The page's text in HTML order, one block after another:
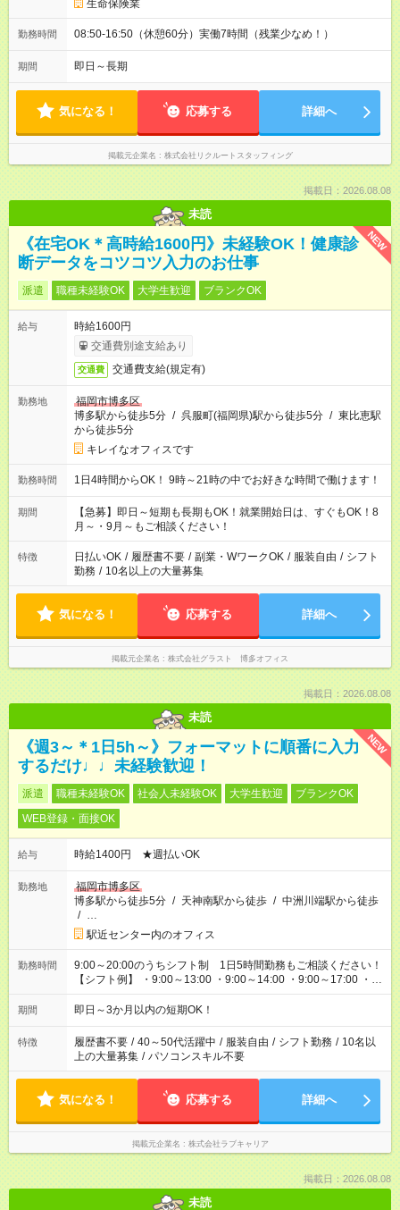
生命保険業
勤務時間 08:50-16:50（休憩60分）実働7時間（残業少なめ！）
期間 即日～長期
気になる！ 応募する 詳細へ
掲載元企業名 株式会社リクルートスタッフィング
掲載日：2026.08.08
未読
NEW
《在宅OK＊高時給1600円》未経験OK！健康診
断データをコツコツ入力のお仕事
派遣 職種未経験OK 大学生歓迎 ブランクOK
給与
時給1600円
交通費別途支給あり
交通費 交通費支給(規定有)
勤務地
福岡市博多区
博多駅から徒歩5分 / 呉服町(福岡県)駅から徒歩5分 / 東比恵駅
から徒歩5分
キレイなオフィスです
勤務時間 1日4時間からOK！ 9時～21時の中でお好きな時間で働けます！
期間
【急募】即日～短期も長期もOK！就業開始日は、すぐもOK！8
月～・9月～もご相談ください！
特徴 日払いOK / 履歴書不要 / 副業・WワークOK / 服装自由 / シフト
勤務 / 10名以上の大量募集
気になる！ 応募する 詳細へ
掲載元企業名 株式会社グラスト 博多オフィス
掲載日：2026.08.08
未読
NEW
《週3～＊1日5h～》フォーマットに順番に入力
するだけ♩♩未経験歓迎！
派遣 職種未経験OK 社会人未経験OK 大学生歓迎
ブランクOK
WEB登録・面接OK
給与 時給1400円 ★週払いOK
勤務地
福岡市博多区
博多駅から徒歩5分 / 天神南駅から徒歩 / 中洲川端駅から徒歩
/ …
駅近センター内のオフィス
勤務時間
9:00～20:00のうちシフト制 1日5時間勤務もご相談ください！
【シフト例】 ・9:00～13:00 ・9:00～14:00 ・9:00～17:00 ・
9:00～18:00 ・11:00～20:00 ・12:00～20:00 ・17:00～20:00
期間 即日～3か月以内の短期OK！
特徴 履歴書不要 / 40～50代活躍中 / 服装自由 / シフト勤務 / 10名以
上の大量募集 / パソコンスキル不要
気になる！ 応募する 詳細へ
掲載元企業名 株式会社ラブキャリア
掲載日：2026.08.08
未読